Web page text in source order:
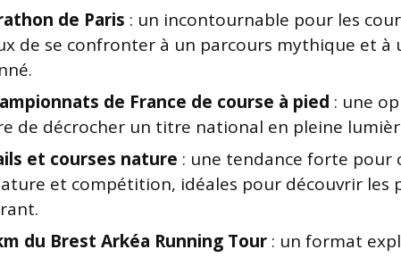
de Paris : un incontournable pour les
de se confronter à un parcours mythique et à
de France de course à pied : une
de décrocher un titre national en pleine
et courses nature : une tendance forte pour
et compétition, idéales pour découvrir les
du Brest Arkéa Running Tour : un format